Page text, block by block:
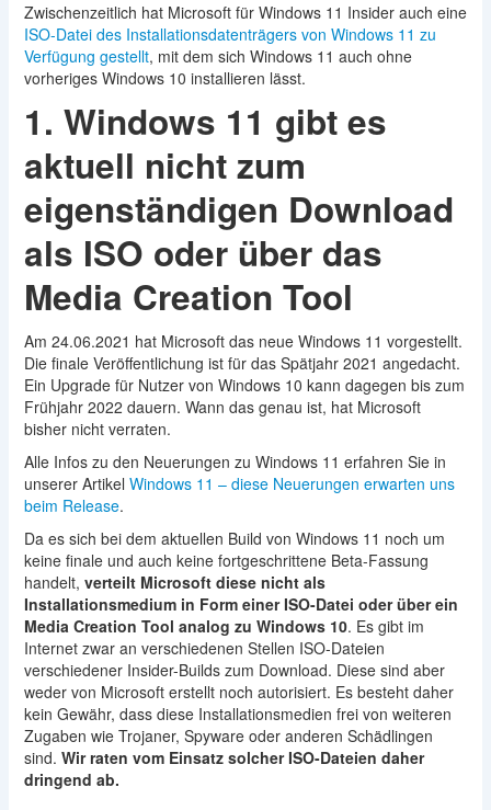
Zwischenzeitlich hat Microsoft für Windows 11 Insider auch eine
ISO-Datei des Installationsdatenträgers von Windows 11 zu
Verfügung gestellt, mit dem sich Windows 11 auch ohne
vorheriges Windows 10 installieren lässt.
1. Windows 11 gibt es
aktuell nicht zum
eigenständigen Download
als ISO oder über das
Media Creation Tool
Am 24.06.2021 hat Microsoft das neue Windows 11 vorgestellt.
Die finale Veröffentlichung ist für das Spätjahr 2021 angedacht.
Ein Upgrade für Nutzer von Windows 10 kann dagegen bis zum
Frühjahr 2022 dauern. Wann das genau ist, hat Microsoft
bisher nicht verraten.
Alle Infos zu den Neuerungen zu Windows 11 erfahren Sie in
unserer Artikel Windows 11 – diese Neuerungen erwarten uns
beim Release.
Da es sich bei dem aktuellen Build von Windows 11 noch um
keine finale und auch keine fortgeschrittene Beta-Fassung
handelt, verteilt Microsoft diese nicht als
Installationsmedium in Form einer ISO-Datei oder über ein
Media Creation Tool analog zu Windows 10. Es gibt im
Internet zwar an verschiedenen Stellen ISO-Dateien
verschiedener Insider-Builds zum Download. Diese sind aber
weder von Microsoft erstellt noch autorisiert. Es besteht daher
kein Gewähr, dass diese Installationsmedien frei von weiteren
Zugaben wie Trojaner, Spyware oder anderen Schädlingen
sind. Wir raten vom Einsatz solcher ISO-Dateien daher
dringend ab.